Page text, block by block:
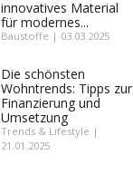
innovatives Material
für modernes...
Baustoffe | 03.03.2025
Die schönsten
Wohntrends: Tipps zur
Finanzierung und
Umsetzung
Trends & Lifestyle |
21.01.2025